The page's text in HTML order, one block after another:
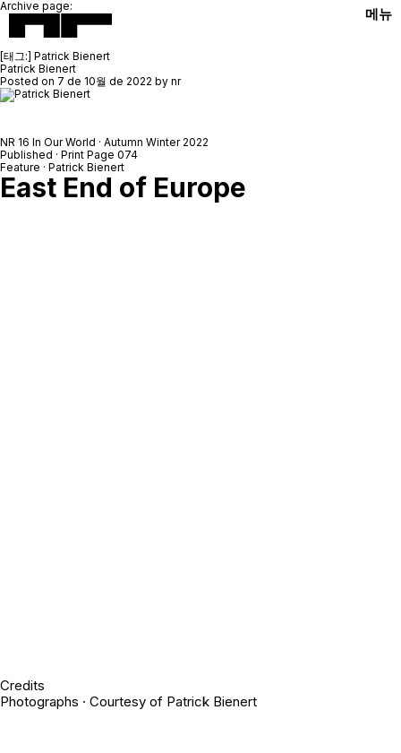
메뉴
Archive page:
[태그:] Patrick Bienert
Patrick Bienert
Posted on 7 de 10월 de 2022 by nr
NR 16 In Our World · Autumn Winter 2022
Published · Print Page 074
Feature · Patrick Bienert
East End of Europe
Credits
Photographs · Courtesy of Patrick Bienert